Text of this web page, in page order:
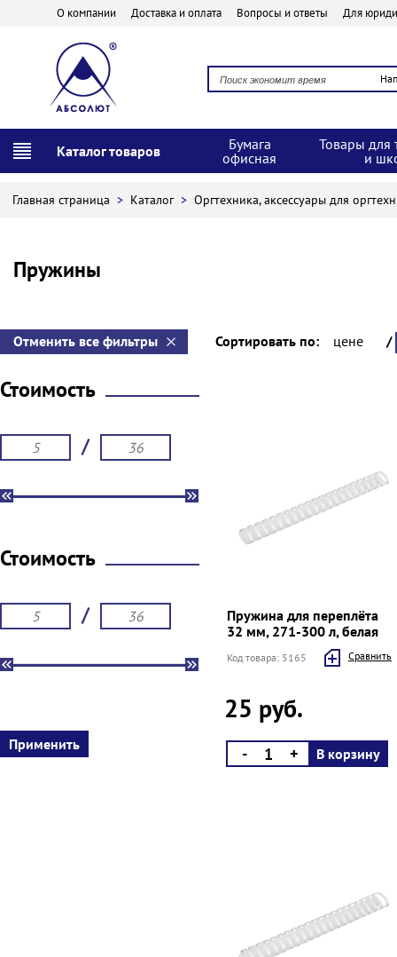
О компании Доставка и оплата Вопросы и ответы Для
Каталог товаров
Бумага
офисная
Товары для
и
Главная страница > Каталог > Оргтехника, аксессуары для
Пружины
Отменить все фильтры Сортировать по: цене /
Стоимость
/
Стоимость
/
Пружина для переплёта
32 мм, 271-300 л, белая
Код товара: 5165 Cравнить
25 руб.
- + В корзину